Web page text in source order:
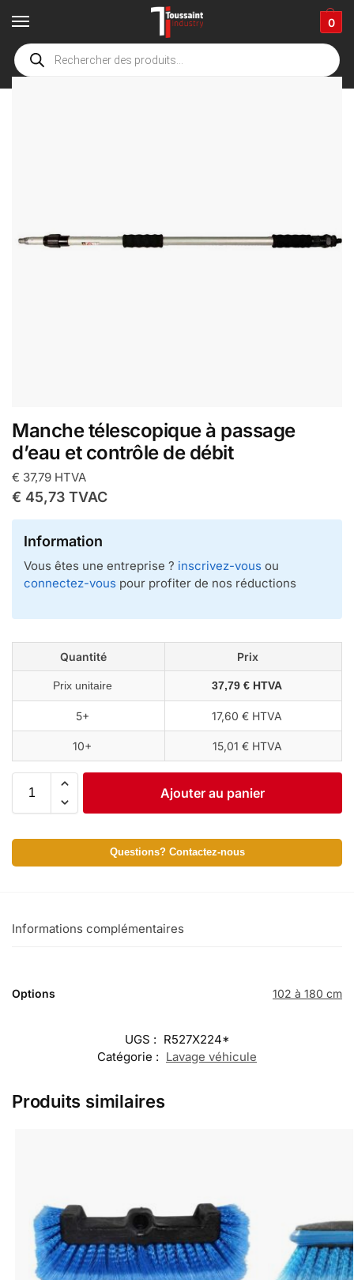
0
Accueil boutique / Accessoires de nettoyage
Manche télescopique à passage
d’eau et contrôle de débit
€ 37,79 HTVA
€ 45,73 TVAC
Information
Vous êtes une entreprise ? inscrivez-vous ou
connectez-vous pour profiter de nos réductions
Quantité Prix
Prix unitaire 37,79 € HTVA
5+ 17,60 € HTVA
10+ 15,01 € HTVA
Ajouter au panier
Questions? Contactez-nous
Informations complémentaires
Options 102 à 180 cm
UGS : R527X224*
Catégorie : Lavage véhicule
Produits similaires